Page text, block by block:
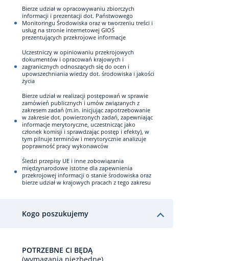
Bierze udział w opracowywaniu zbiorczych
informacji i prezentacji dot. Państwowego
Monitoringu Środowiska oraz w tworzeniu treści i
usług na stronie internetowej GIOŚ
prezentujących przekrojowe informacje
Uczestniczy w opiniowaniu przekrojowych
dokumentów i opracowań krajowych i
zagranicznych odnoszących się do ocen i
upowszechniania wiedzy dot. środowiska i jakości
życia
Bierze udział w realizacji postępowań w sprawie
zamówień publicznych i umów związanych z
zakresem zadań (m.in. inicjując zapotrzebowanie
w zakresie dot. powierzonych zadań, zapewniając
informacje merytoryczne, uczestnicząc jako
członek komisji i sprawdzając postęp i efekty), w
tym pilnuje terminów i merytorycznie analizuje
poprawność pracy wykonawców
Śledzi przepisy UE i inne zobowiązania
międzynarodowe istotne dla zapewnienia
przekrojowej informacji o stanie środowiska oraz
bierze udział w krajowych pracach z tego zakresu
Kogo poszukujemy
POTRZEBNE CI BĘDĄ